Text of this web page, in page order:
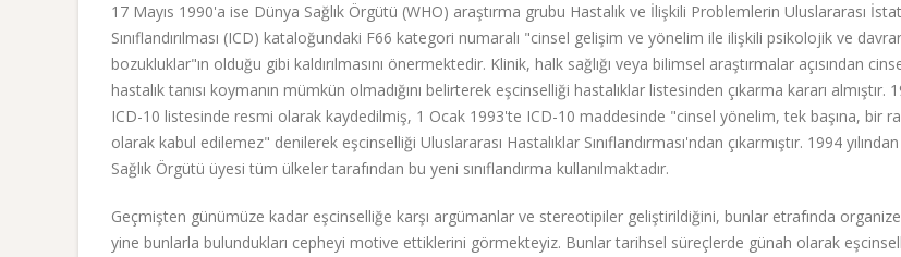
17 Mayıs 1990'a ise Dünya Sağlık Örgütü (WHO) araştırma grubu Hastalık ve İlişkili Problemlerin Uluslararası
Sınıflandırılması (ICD) kataloğundaki F66 kategori numaralı "cinsel gelişim ve yönelim ile ilişkili psikolojik ve
bozukluklar"ın olduğu gibi kaldırılmasını önermektedir. Klinik, halk sağlığı veya bilimsel araştırmalar açısından
hastalık tanısı koymanın mümkün olmadığını belirterek eşcinselliği hastalıklar listesinden çıkarma kararı almıştır.
ICD-10 listesinde resmi olarak kaydedilmiş, 1 Ocak 1993'te ICD-10 maddesinde "cinsel yönelim, tek başına, bir
olarak kabul edilemez" denilerek eşcinselliği Uluslararası Hastalıklar Sınıflandırması'ndan çıkarmıştır. 1994
Sağlık Örgütü üyesi tüm ülkeler tarafından bu yeni sınıflandırma kullanılmaktadır.
Geçmişten günümüze kadar eşcinselliğe karşı argümanlar ve stereotipiler geliştirildiğini, bunlar etrafında
yine bunlarla bulundukları cepheyi motive ettiklerini görmekteyiz. Bunlar tarihsel süreçlerde günah olarak